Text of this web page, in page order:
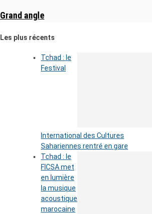
Grand angle
Les plus récents
Tchad : le
Festival
International des Cultures
Sahariennes rentré en gare
Tchad : le
FICSA met
en lumière
la musique
acoustique
marocaine